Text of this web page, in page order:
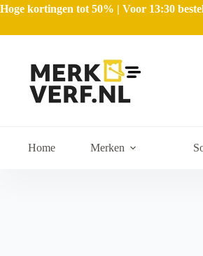
Hoge kortingen tot 50% | Voor 13:30
Home Merken